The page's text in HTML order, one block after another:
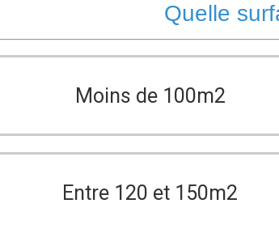
Quelle
Moins de 100m2
Entre 120 et 150m2